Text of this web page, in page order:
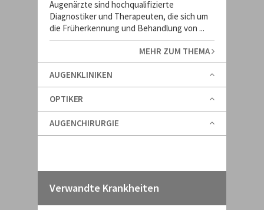
Augenärzte sind hochqualifizierte
Diagnostiker und Therapeuten, die sich um
die Früherkennung und Behandlung von ...
MEHR ZUM THEMA
AUGENKLINIKEN
OPTIKER
AUGENCHIRURGIE
Verwandte Krankheiten